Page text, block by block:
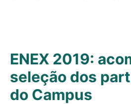
ENEX 2019:
seleção dos
do Campus